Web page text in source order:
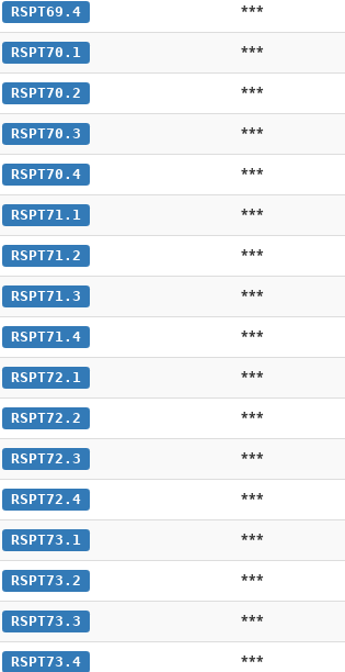
RSPT69.4 ***
RSPT70.1 ***
RSPT70.2 ***
RSPT70.3 ***
RSPT70.4 ***
RSPT71.1 ***
RSPT71.2 ***
RSPT71.3 ***
RSPT71.4 ***
RSPT72.1 ***
RSPT72.2 ***
RSPT72.3 ***
RSPT72.4 ***
RSPT73.1 ***
RSPT73.2 ***
RSPT73.3 ***
RSPT73.4 ***